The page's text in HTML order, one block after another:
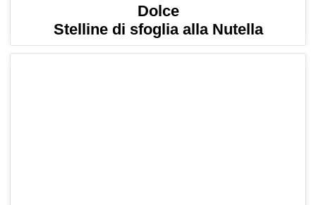
Dolce
Stelline di sfoglia alla Nutella